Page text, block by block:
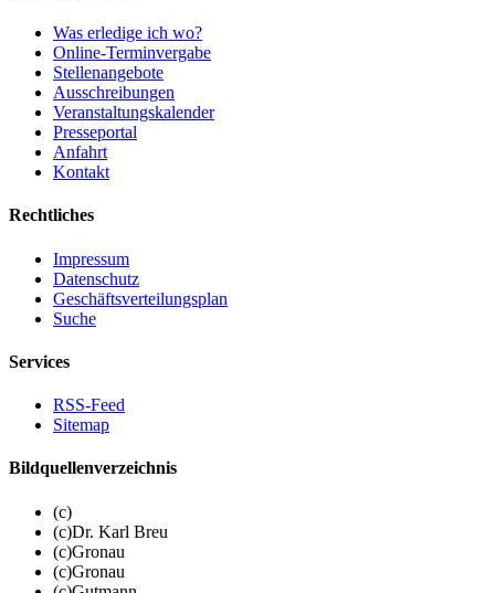
Was erledige ich wo?
Online-Terminvergabe
Stellenangebote
Ausschreibungen
Veranstaltungskalender
Presseportal
Anfahrt
Kontakt
Rechtliches
Impressum
Datenschutz
Geschäftsverteilungsplan
Suche
Services
RSS-Feed
Sitemap
Bildquellenverzeichnis
(c)
(c)Dr. Karl Breu
(c)Gronau
(c)Gronau